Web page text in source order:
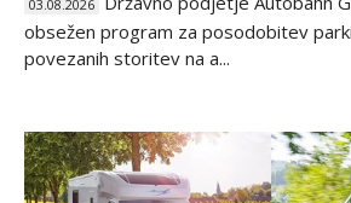
03.08.2026
obsežen program za posodobitev
povezanih storitev na a...